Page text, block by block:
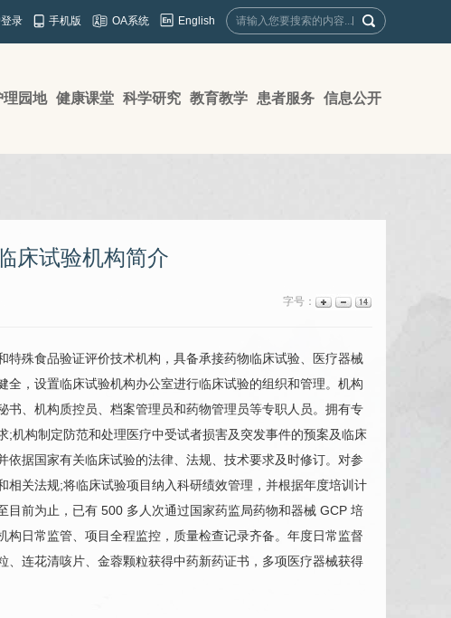
录 手机版 OA系统 English
理园地 健康课堂 科学研究 教育教学 患者服务 信息公开
床试验机构简介
字号：
殊食品验证评价技术机构，具备承接药物临床试验、医疗器械
，设置临床试验机构办公室进行临床试验的组织和管理。机构
、机构质控员、档案管理员和药物管理员等专职人员。拥有专
;机构制定防范和处理医疗中受试者损害及突发事件的预案及临床
据国家有关临床试验的法律、法规、技术要求及时修订。对参
关法规;将临床试验项目纳入科研绩效管理，并根据年度培训计
前为止，已有 500 多人次通过国家药监局药物和器械 GCP 培
日常监管、项目全程监控，质量检查记录齐备。年度日常监督
连花清咳片、金蓉颗粒获得中药新药证书，多项医疗器械获得